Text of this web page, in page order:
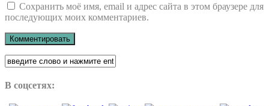
Сохранить моё имя, email и адрес сайта в этом браузере для
последующих моих комментариев.
В соцсетях: